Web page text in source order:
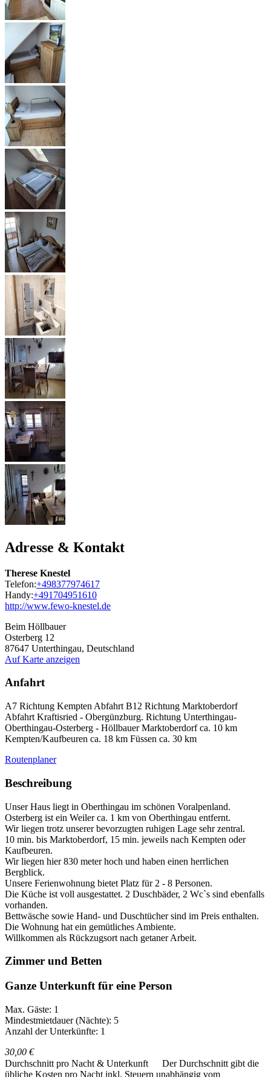
Adresse & Kontakt
Therese Knestel
Telefon:+498377974617
Handy:+491704951610
http://www.fewo-knestel.de
Beim Höllbauer
Osterberg 12
87647 Unterthingau, Deutschland
Auf Karte anzeigen
Anfahrt
A7 Richtung Kempten Abfahrt B12 Richtung Marktoberdorf
Abfahrt Kraftisried - Obergünzburg. Richtung Unterthingau-
Oberthingau-Osterberg - Höllbauer Marktoberdorf ca. 10 km
Kempten/Kaufbeuren ca. 18 km Füssen ca. 30 km
Routenplaner
Beschreibung
Unser Haus liegt in Oberthingau im schönen Voralpenland.
Osterberg ist ein Weiler ca. 1 km von Oberthingau entfernt.
Wir liegen trotz unserer bevorzugten ruhigen Lage sehr zentral.
10 min. bis Marktoberdorf, 15 min. jeweils nach Kempten oder
Kaufbeuren.
Wir liegen hier 830 meter hoch und haben einen herrlichen
Bergblick.
Unsere Ferienwohnung bietet Platz für 2 - 8 Personen.
Die Küche ist voll ausgestattet. 2 Duschbäder, 2 Wc`s sind ebenfalls
vorhanden.
Bettwäsche sowie Hand- und Duschtücher sind im Preis enthalten.
Die Wohnung hat ein gemütliches Ambiente.
Willkommen als Rückzugsort nach getaner Arbeit.
Zimmer und Betten
Ganze Unterkunft für eine Person
Max. Gäste: 1
Mindestmietdauer (Nächte): 5
Anzahl der Unterkünfte: 1
30,00 €
Durchschnitt pro Nacht & Unterkunft
Der Durchschnitt gibt die
übliche Kosten pro Nacht inkl. Steuern unabhängig vom